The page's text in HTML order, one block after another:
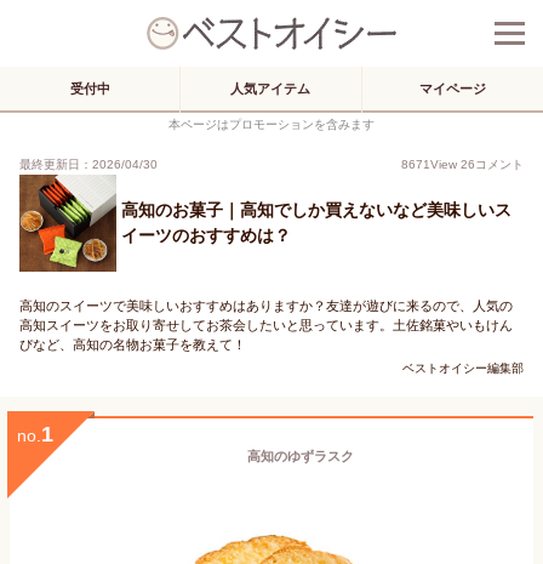
受付中 人気アイテム マイページ
本ページはプロモーションを含みます
最終更新日：2026/04/30 8671View 26コメント
高知のお菓子｜高知でしか買えないなど美味しいス
イーツのおすすめは？
高知のスイーツで美味しいおすすめはありますか？友達が遊びに来るので、人気の
高知スイーツをお取り寄せしてお茶会したいと思っています。土佐銘菓やいもけん
ぴなど、高知の名物お菓子を教えて！
ベストオイシー編集部
no. 1
高知のゆずラスク